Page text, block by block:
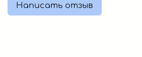
Написать отзыв